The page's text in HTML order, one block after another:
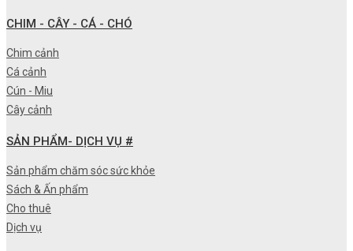
CHIM - CÂY - CÁ - CHÓ
Chim cảnh
Cá cảnh
Cún - Miu
Cây cảnh
SẢN PHẨM- DỊCH VỤ #
Sản phẩm chăm sóc sức khỏe
Sách & Ấn phẩm
Cho thuê
Dịch vụ